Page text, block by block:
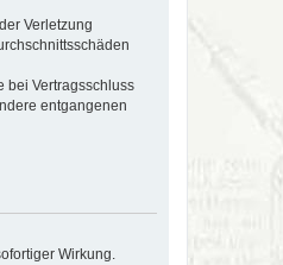
Verletzung
bei Vertragsschluss
entgangenen
Wirkung.